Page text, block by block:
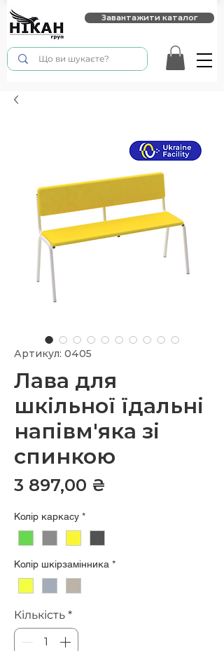
Завантажити каталог
Артикул: 0405
Лава для
шкільної їдальні
напівм'яка зі
спинкою
3 897,00 ₴
Колір каркасу *
Колір шкірзамінника *
Кількість *